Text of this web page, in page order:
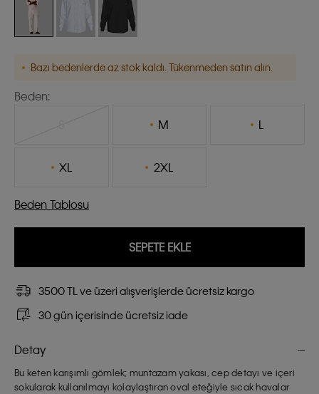
Bazı bedenlerde az stok kaldı. Tükenmeden satın alın.
Beden:
M L
XL 2XL
Beden Tablosu
SEPETE EKLE
3500 TL ve üzeri alışverişlerde ücretsiz kargo
30 gün içerisinde ücretsiz iade
Detay
Bu keten karışımlı gömlek; muntazam yakası, cep detayı ve içeri
sokularak kullanılmayı kolaylaştıran oval eteğiyle sıcak havalar